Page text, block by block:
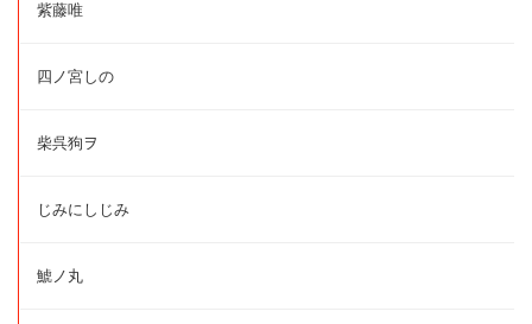
紫藤唯
四ノ宮しの
柴呉狗ヲ
じみにしじみ
鯱ノ丸